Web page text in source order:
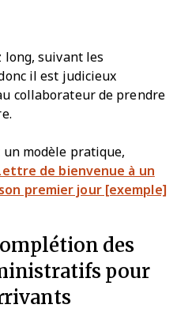
long, suivant les
il est judicieux
collaborateur de prendre
un modèle pratique,
de bienvenue à un
premier jour [exemple]
des
pour